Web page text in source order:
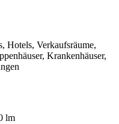
Hotels, Verkaufsräume,
Krankenhäuser,
lm